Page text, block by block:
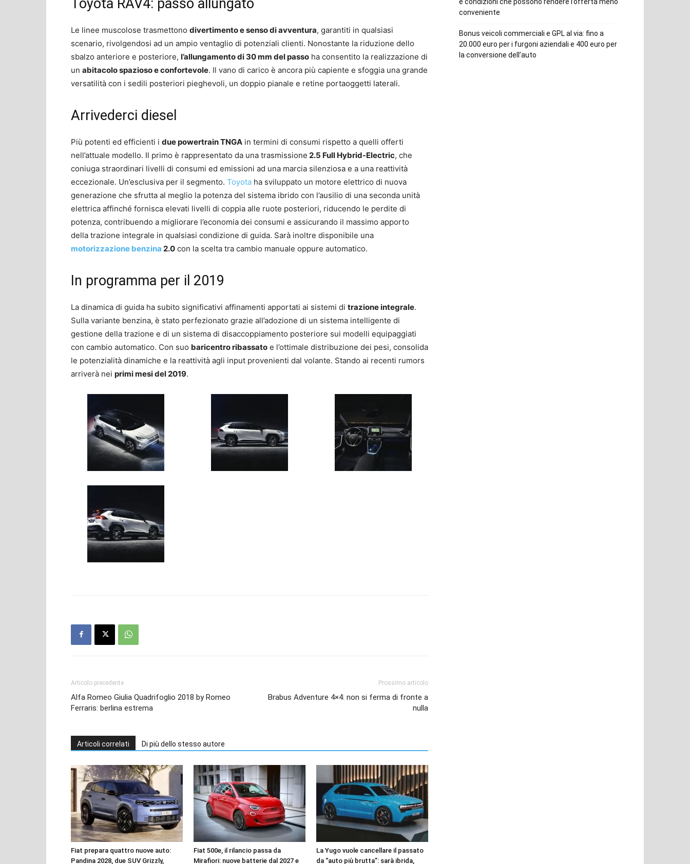
Toyota RAV4: passo allungato
Le linee muscolose trasmettono divertimento e senso di avventura, garantiti in qualsiasi
scenario, rivolgendosi ad un ampio ventaglio di potenziali clienti. Nonostante la riduzione dello
sbalzo anteriore e posteriore, l’allungamento di 30 mm del passo ha consentito la realizzazione di
un abitacolo spazioso e confortevole. Il vano di carico è ancora più capiente e sfoggia una grande
versatilità con i sedili posteriori pieghevoli, un doppio pianale e retine portaoggetti laterali.
Arrivederci diesel
Più potenti ed efficienti i due powertrain TNGA in termini di consumi rispetto a quelli offerti
nell’attuale modello. Il primo è rappresentato da una trasmissione 2.5 Full Hybrid-Electric, che
coniuga straordinari livelli di consumi ed emissioni ad una marcia silenziosa e a una reattività
eccezionale. Un’esclusiva per il segmento. Toyota ha sviluppato un motore elettrico di nuova
generazione che sfrutta al meglio la potenza del sistema ibrido con l’ausilio di una seconda unità
elettrica affinché fornisca elevati livelli di coppia alle ruote posteriori, riducendo le perdite di
potenza, contribuendo a migliorare l’economia dei consumi e assicurando il massimo apporto
della trazione integrale in qualsiasi condizione di guida. Sarà inoltre disponibile una
motorizzazione benzina 2.0 con la scelta tra cambio manuale oppure automatico.
In programma per il 2019
La dinamica di guida ha subito significativi affinamenti apportati ai sistemi di trazione integrale.
Sulla variante benzina, è stato perfezionato grazie all’adozione di un sistema intelligente di
gestione della trazione e di un sistema di disaccoppiamento posteriore sui modelli equipaggiati
con cambio automatico. Con suo baricentro ribassato e l’ottimale distribuzione dei pesi, consolida
le potenzialità dinamiche e la reattività agli input provenienti dal volante. Stando ai recenti rumors
arriverà nei primi mesi del 2019.
Articolo precedente
Alfa Romeo Giulia Quadrifoglio 2018 by Romeo
Ferraris: berlina estrema
Prossimo articolo
Brabus Adventure 4×4: non si ferma di fronte a
nulla
Articoli correlati Di più dello stesso autore
Fiat prepara quattro nuove auto:
Pandina 2028, due SUV Grizzly,
Fiat 500e, il rilancio passa da
Mirafiori: nuove batterie dal 2027 e
La Yugo vuole cancellare il passato
da “auto più brutta”: sarà ibrida,
conveniente
Bonus veicoli commerciali e GPL al via: fino a
20.000 euro per i furgoni aziendali e 400 euro per
la conversione dell’auto